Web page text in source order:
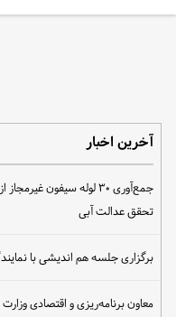
آخرین اخبار
جمع‌آوری ۳۰ لوله سیفون
تحقق عدالت آبی
برگزاری جلسه هم اندیشی با
معاون برنامه‌ریزی و اقتصادی وزارت